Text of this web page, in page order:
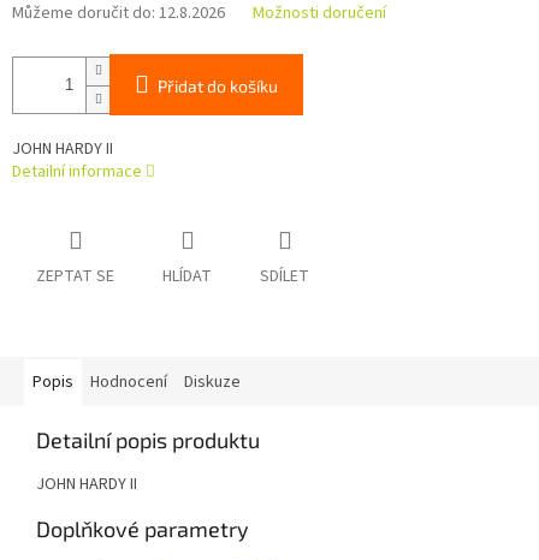
Můžeme doručit do: 12.8.2026 Možnosti doručení
Přidat do košíku
JOHN HARDY II
Detailní informace
ZEPTAT SE HLÍDAT SDÍLET
Popis Hodnocení Diskuze
Detailní popis produktu
JOHN HARDY II
Doplňkové parametry